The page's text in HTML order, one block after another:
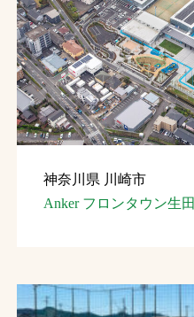
神奈川県 川崎市
Anker フロンタウン生田